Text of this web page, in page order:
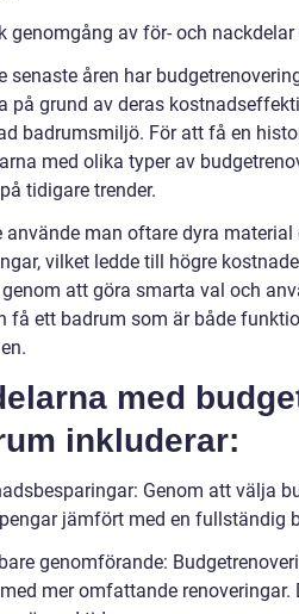
genomgång av för- och
senaste åren har
på grund av deras
badrumsmiljö. För att få en
med olika typer av
tidigare trender.
använde man oftare dyra
vilket ledde till högre
att göra smarta val och
få ett badrum som är både
med
inkluderar:
Genom att välja
jämfört med en fullständig
genomförande:
mer omfattande